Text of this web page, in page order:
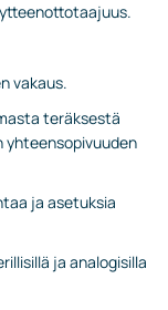
vakaus.
teräksestä
yhteensopivuuden
ja asetuksia
ja analogisilla